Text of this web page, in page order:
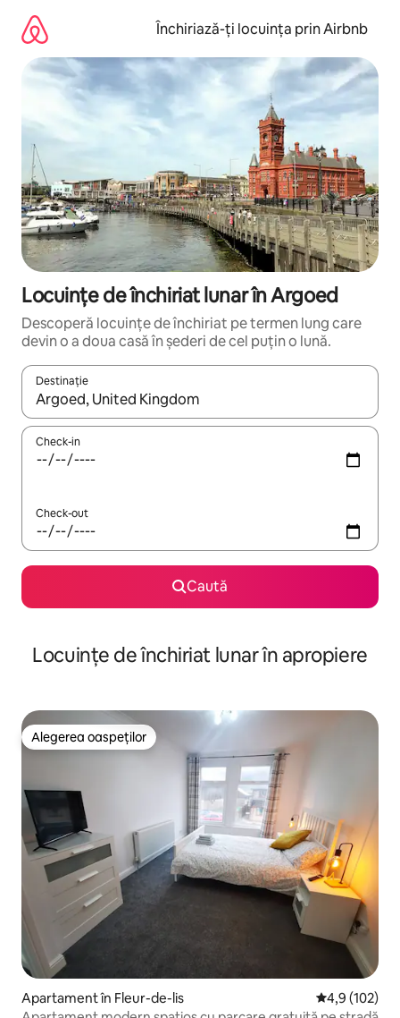
mergi
Închiriază-ți locuința prin Airbnb
Locuințe de închiriat lunar în Argoed
Descoperă locuințe de închiriat pe termen lung care
devin o a doua casă în șederi de cel puțin o lună.
Destinație
Când se încarcă rezultatele, navighează folosind tastele
Check-in
Check-out
Caută
Locuințe de închiriat lunar în apropiere
Alegerea oaspeților
Alegerea oaspeților
Apartament în Fleur-de-lis Scor mediu
4,9 (102)